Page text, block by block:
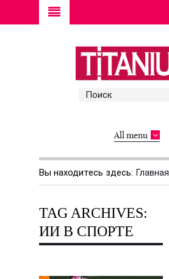
All menu
Вы находитесь здесь: Главная
TAG ARCHIVES:
ИИ В СПОРТЕ